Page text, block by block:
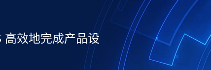
效地完成产品设